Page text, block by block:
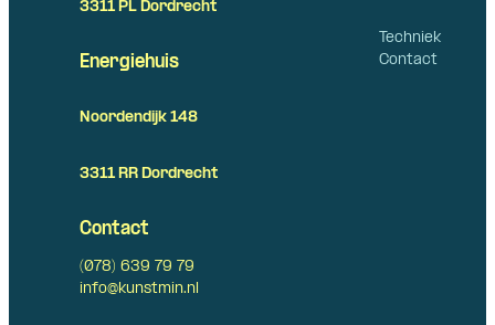
Techniek
Contact
3311 PL Dordrecht
Energiehuis
Noordendijk 148
3311 RR Dordrecht
Contact
(078) 639 79 79
info@kunstmin.nl